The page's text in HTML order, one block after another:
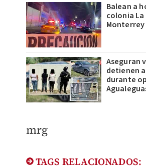
Balean a
colonia
Monterrey
Aseguran
detienen
durante
mrg
TAGS RELACIONADOS: